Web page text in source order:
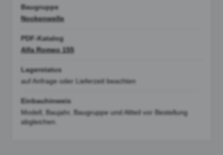
Baugruppe
Nockenwelle
PDF-Katalog
Alfa Romeo 155
Lagerstatus
auf Anfrage oder Lieferzeit beachten
Einbauhinweis
Modell, Baujahr, Baugruppe und Altteil vor Bestellung
abgleichen.